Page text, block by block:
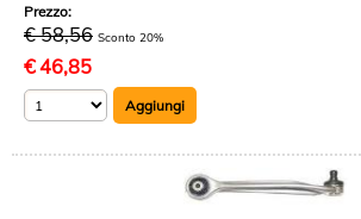
Prezzo:
€ 58,56 Sconto 20%
€46,85